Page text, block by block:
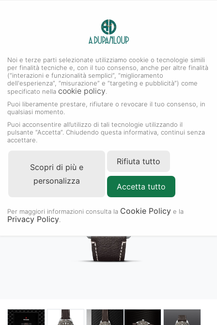
Noi e terze parti selezionate utilizziamo cookie o tecnologie simili
per finalità tecniche e, con il tuo consenso, anche per altre finalità
(“interazioni e funzionalità semplici”, “miglioramento
dell'esperienza”, “misurazione” e “targeting e pubblicità”) come
specificato nella cookie policy
Puoi liberamente prestare, rifiutare o revocare il tuo consenso, in
qualsiasi momento.
Puoi acconsentire all’utilizzo di tali tecnologie utilizzando il
pulsante “Accetta”. Chiudendo questa informativa, continui senza
accettare.
Scopri di più e
personalizza
Rifiuta tutto
Accetta tutto
Per maggiori informazioni consulta la Cookie Policy e la
Privacy Policy